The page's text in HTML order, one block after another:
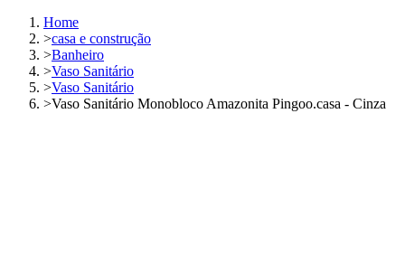
Home
>casa e construção
>Banheiro
>Vaso Sanitário
>Vaso Sanitário
>Vaso Sanitário Monobloco Amazonita Pingoo.casa - Cinza